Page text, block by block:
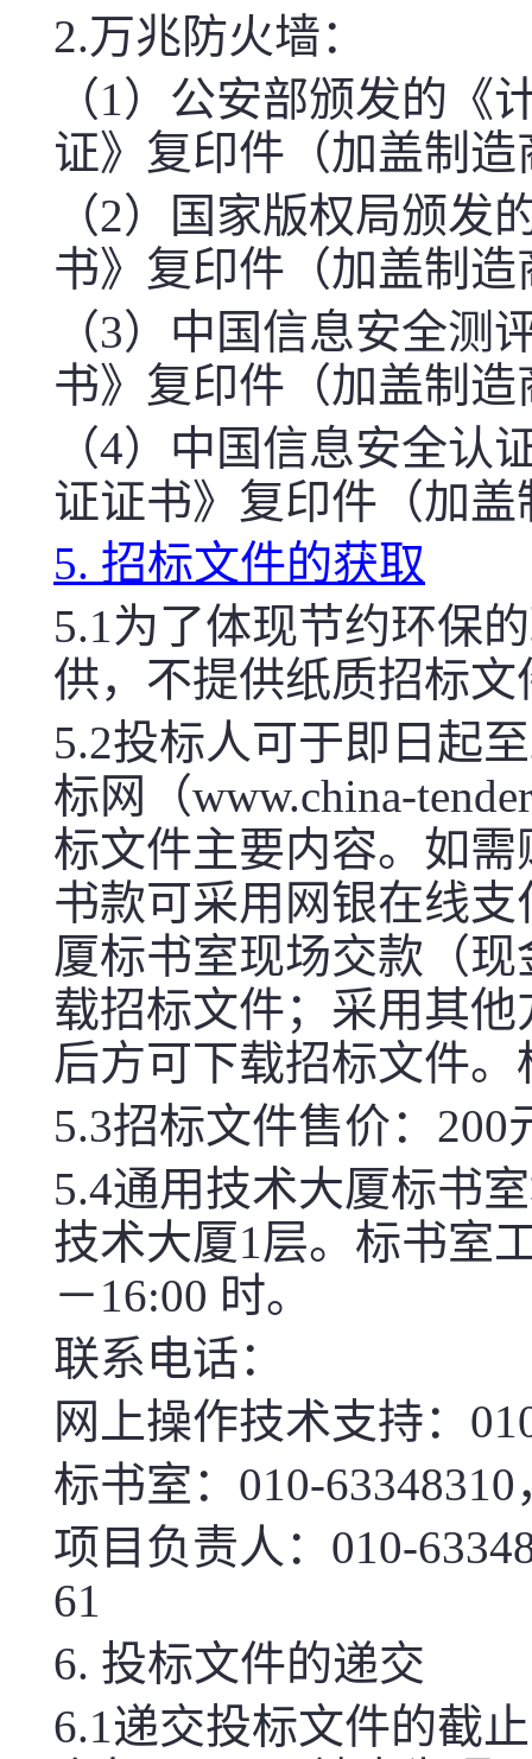
2.万兆防火墙：
（1）公安部颁发的《
证》复印件（加盖制
（2）国家版权局颁发
书》复印件（加盖制
（3）中国信息安全测
书》复印件（加盖制
（4）中国信息安全认
证证书》复印件（加
5. 招标文件的获取
5.1为了体现节约环保
供，不提供纸质招标文
5.2投标人可于即日起
标网（www.china-
标文件主要内容。如
书款可采用网银在线
厦标书室现场交款（
载招标文件；采用其
后方可下载招标文件
5.3招标文件售价：
5.4通用技术大厦标书
技术大厦1层。标书室
－16:00 时。
联系电话：
网上操作技术支持：
标书室：010-
项目负责人：010-
61
6. 投标文件的递交
6.1递交投标文件的截